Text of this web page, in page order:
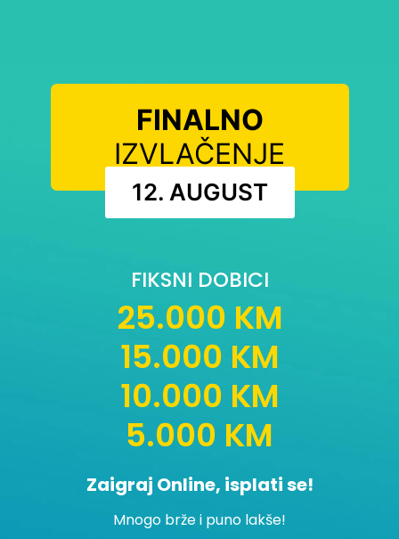
FINALNO
IZVLAČENJE
12. AUGUST
FIKSNI DOBICI
25.000 KM
15.000 KM
10.000 KM
5.000 KM
Zaigraj Online, isplati se!
Mnogo brže i puno lakše!